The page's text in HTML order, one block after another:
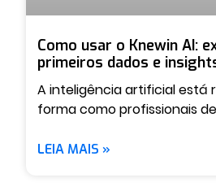
Como usar o Knewin AI:
primeiros dados e
A inteligência artificial está
forma como profissionais de
LEIA MAIS »